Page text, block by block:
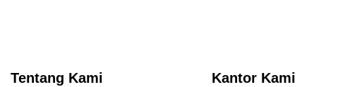
Tentang Kami Kantor Kami